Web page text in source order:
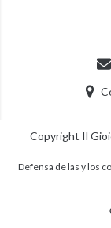
Copyright Il
Defensa de las y los